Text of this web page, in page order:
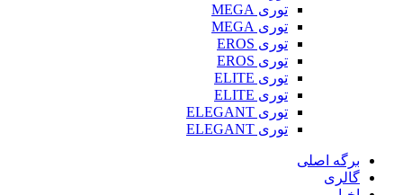
توری MEGA
توری MEGA
توری EROS
توری EROS
توری ELITE
توری ELITE
توری ELEGANT
توری ELEGANT
برگه اصلی
گالری